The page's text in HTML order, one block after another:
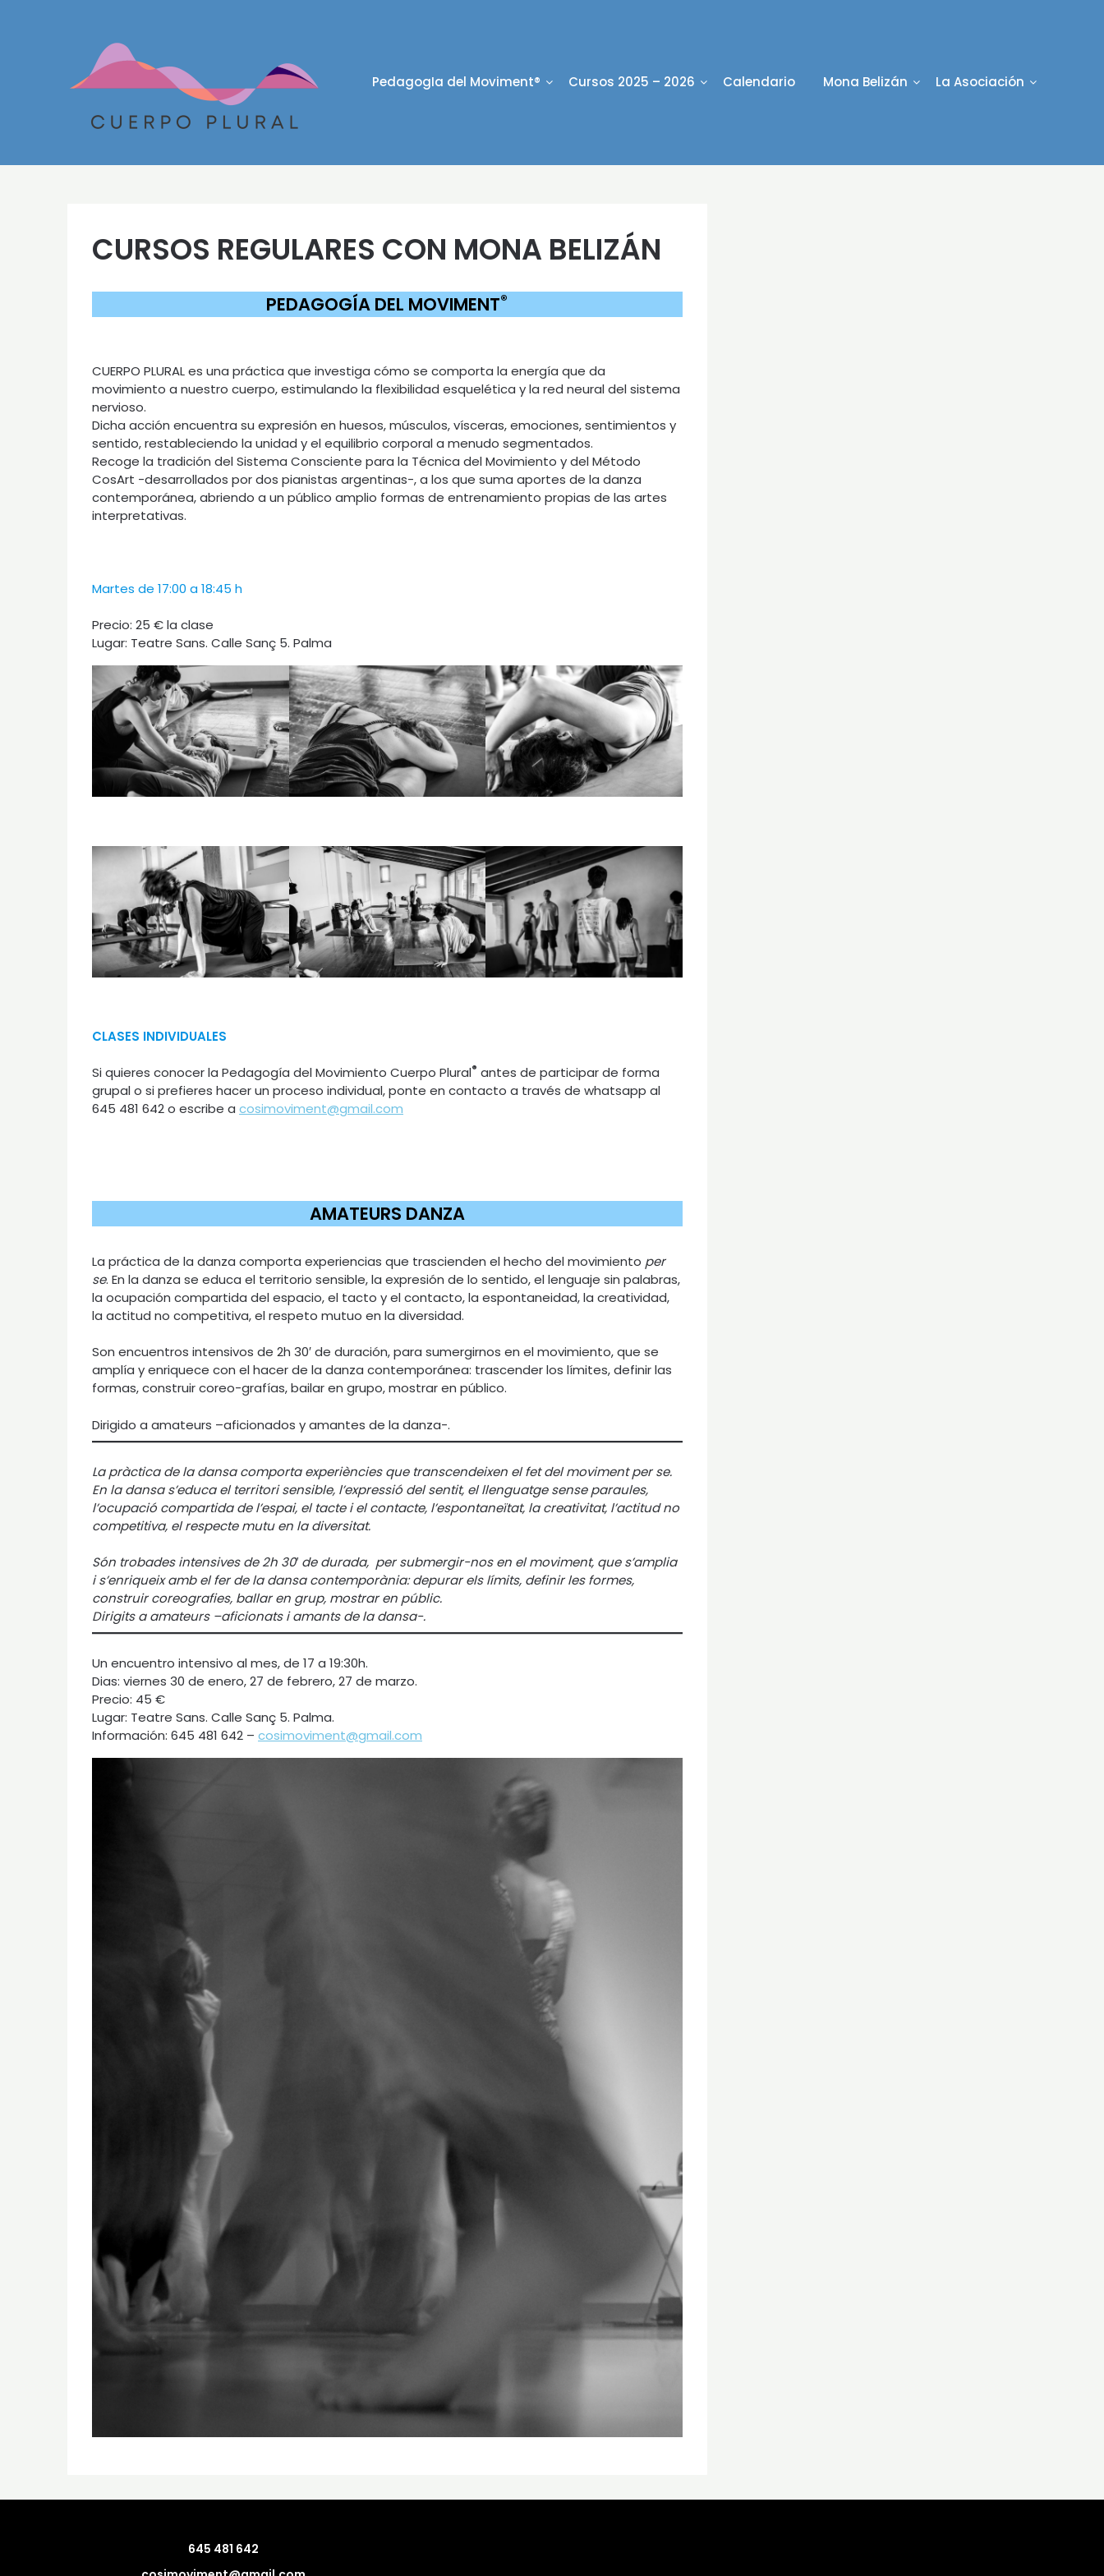
PedagogIa del Moviment® Cursos 2025 – 2026 Calendario Mona Belizán La Asociación
CURSOS REGULARES CON MONA BELIZÁN
PEDAGOGÍA DEL MOVIMENT®
CUERPO PLURAL es una práctica que investiga cómo se comporta la energía que da
movimiento a nuestro cuerpo, estimulando la flexibilidad esquelética y la red neural del sistema
nervioso.
Dicha acción encuentra su expresión en huesos, músculos, vísceras, emociones, sentimientos y
sentido, restableciendo la unidad y el equilibrio corporal a menudo segmentados.
Recoge la tradición del Sistema Consciente para la Técnica del Movimiento y del Método
CosArt -desarrollados por dos pianistas argentinas-, a los que suma aportes de la danza
contemporánea, abriendo a un público amplio formas de entrenamiento propias de las artes
interpretativas.
Martes de 17:00 a 18:45 h
Precio: 25 € la clase
Lugar: Teatre Sans. Calle Sanç 5. Palma
CLASES INDIVIDUALES
Si quieres conocer la Pedagogía del Movimiento Cuerpo Plural® antes de participar de forma
grupal o si prefieres hacer un proceso individual, ponte en contacto a través de whatsapp al
645 481 642 o escribe a cosimoviment@gmail.com
AMATEURS DANZA
La práctica de la danza comporta experiencias que trascienden el hecho del movimiento per
se. En la danza se educa el territorio sensible, la expresión de lo sentido, el lenguaje sin palabras,
la ocupación compartida del espacio, el tacto y el contacto, la espontaneidad, la creatividad,
la actitud no competitiva, el respeto mutuo en la diversidad.
Son encuentros intensivos de 2h 30′ de duración, para sumergirnos en el movimiento, que se
amplía y enriquece con el hacer de la danza contemporánea: trascender los límites, definir las
formas, construir coreo-grafías, bailar en grupo, mostrar en público.
Dirigido a amateurs –aficionados y amantes de la danza-.
La pràctica de la dansa comporta experiències que transcendeixen el fet del moviment per se.
En la dansa s’educa el territori sensible, l’expressió del sentit, el llenguatge sense paraules,
l’ocupació compartida de l’espai, el tacte i el contacte, l’espontaneïtat, la creativitat, l’actitud no
competitiva, el respecte mutu en la diversitat.
Són trobades intensives de 2h 30′ de durada, per submergir-nos en el moviment, que s’amplia
i s’enriqueix amb el fer de la dansa contemporània: depurar els límits, definir les formes,
construir coreografies, ballar en grup, mostrar en públic.
Dirigits a amateurs –aficionats i amants de la dansa-.
Un encuentro intensivo al mes, de 17 a 19:30h.
Dias: viernes 30 de enero, 27 de febrero, 27 de marzo.
Precio: 45 €
Lugar: Teatre Sans. Calle Sanç 5. Palma.
Información: 645 481 642 – cosimoviment@gmail.com
645 481 642